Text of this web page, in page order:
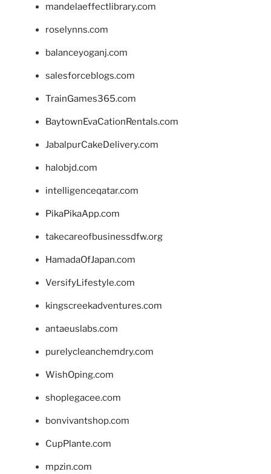
mandelaeffectlibrary.com
roselynns.com
balanceyoganj.com
salesforceblogs.com
TrainGames365.com
BaytownEvaCationRentals.com
JabalpurCakeDelivery.com
halobjd.com
intelligenceqatar.com
PikaPikaApp.com
takecareofbusinessdfw.org
HamadaOfJapan.com
VersifyLifestyle.com
kingscreekadventures.com
antaeuslabs.com
purelycleanchemdry.com
WishOping.com
shoplegacee.com
bonvivantshop.com
CupPlante.com
mpzin.com